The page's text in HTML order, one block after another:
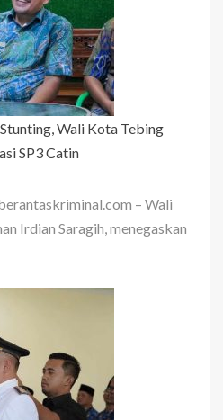
Wali Kota Tebing
SP3 Catin
– Wali
Irdian Saragih, menegaskan